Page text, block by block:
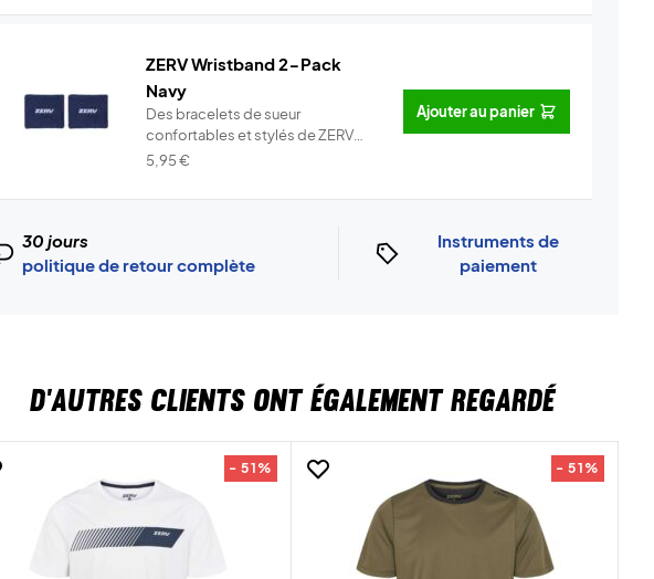
ZERV Wristband 2-Pack
Navy
Des bracelets de sueur
confortables et stylés de ZERV
!Parfait po...
5,95€
Ajouter au panier
30 jours
politique de retour complète
Instruments de
paiement
D'AUTRES CLIENTS ONT ÉGALEMENT REGARDÉ
- 51% - 51%